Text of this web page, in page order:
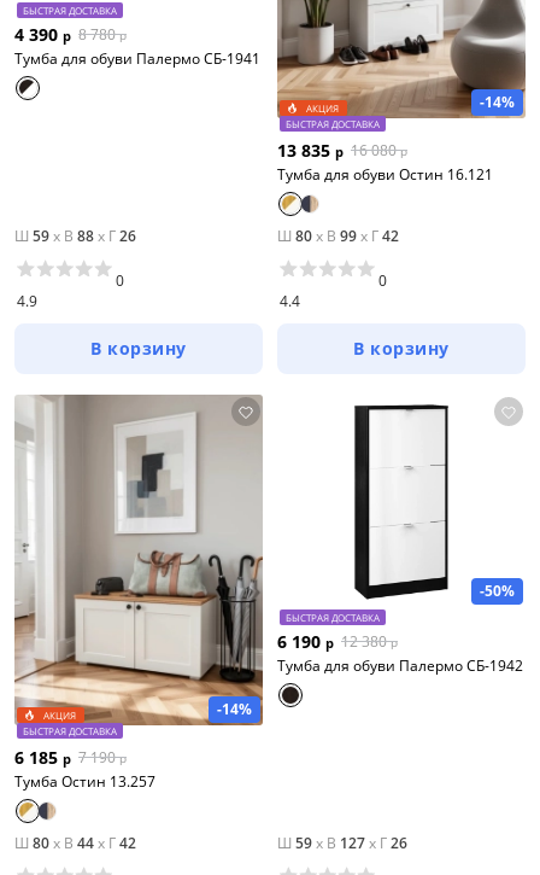
БЫСТРАЯ ДОСТАВКА
4 390 р 8 780 р
Тумба для обуви Палермо СБ-1941
Ш 59x В 88x Г26
4.9
0
В корзину
-14%
АКЦИЯ
БЫСТРАЯ ДОСТАВКА
13 835 р 16 080 р
Тумба для обуви Остин 16.121
Ш 80x В 99x Г42
4.4
0
В корзину
-14%
АКЦИЯ
БЫСТРАЯ ДОСТАВКА
6 185 р 7 190 р
Тумба Остин 13.257
Ш 80x В 44x Г42
-50%
БЫСТРАЯ ДОСТАВКА
6 190 р 12 380 р
Тумба для обуви Палермо СБ-1942
Ш 59x В 127x Г26